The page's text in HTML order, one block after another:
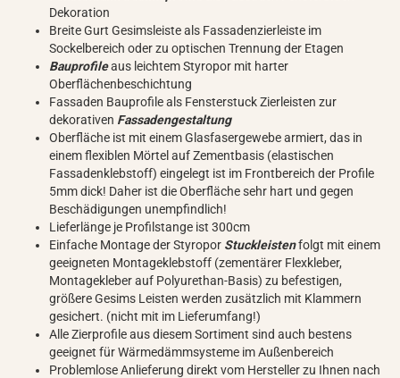
Dekoration
Breite Gurt Gesimsleiste als Fassadenzierleiste im
Sockelbereich oder zu optischen Trennung der Etagen
Bauprofileaus leichtem Styropor mit harter
Oberflächenbeschichtung
Fassaden Bauprofile als Fensterstuck Zierleisten zur
dekorativen Fassadengestaltung
Oberfläche ist mit einem Glasfasergewebe armiert, das in
einem flexiblen Mörtel auf Zementbasis (elastischen
Fassadenklebstoff) eingelegt ist im Frontbereich der Profile
5mm dick! Daher ist die Oberfläche sehr hart und gegen
Beschädigungen unempfindlich!
Lieferlänge je Profilstange ist 300cm
Einfache Montage der Styropor Stuckleistenfolgt mit einem
geeigneten Montageklebstoff (zementärer Flexkleber,
Montagekleber auf Polyurethan-Basis) zu befestigen,
größere Gesims Leisten werden zusätzlich mit Klammern
gesichert. (nicht mit im Lieferumfang!)
Alle Zierprofile aus diesem Sortiment sind auch bestens
geeignet für Wärmedämmsysteme im Außenbereich
Problemlose Anlieferung direkt vom Hersteller zu Ihnen nach